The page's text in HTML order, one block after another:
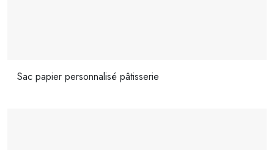
Sac papier personnalisé pâtisserie